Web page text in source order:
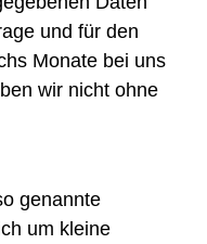
und für den
Monate bei uns
wir nicht ohne
genannte
um kleine